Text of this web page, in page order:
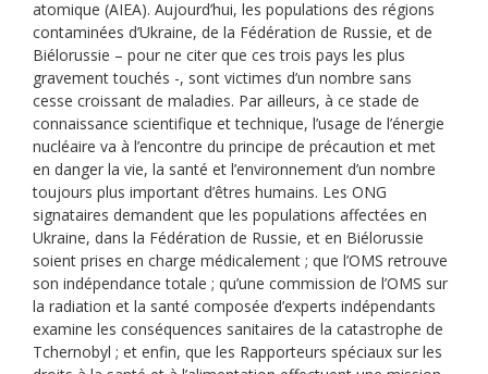
atomique (AIEA). Aujourd’hui, les populations des régions
contaminées d’Ukraine, de la Fédération de Russie, et de
Biélorussie – pour ne citer que ces trois pays les plus
gravement touchés -, sont victimes d’un nombre sans
cesse croissant de maladies. Par ailleurs, à ce stade de
connaissance scientifique et technique, l’usage de l’énergie
nucléaire va à l’encontre du principe de précaution et met
en danger la vie, la santé et l’environnement d’un nombre
toujours plus important d’êtres humains. Les ONG
signataires demandent que les populations affectées en
Ukraine, dans la Fédération de Russie, et en Biélorussie
soient prises en charge médicalement ; que l’OMS retrouve
son indépendance totale ; qu’une commission de l’OMS sur
la radiation et la santé composée d’experts indépendants
examine les conséquences sanitaires de la catastrophe de
Tcherno­byl ; et enfin, que les Rapporteurs spéciaux sur les